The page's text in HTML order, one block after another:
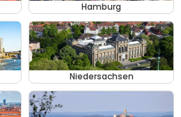
Hamburg
Niedersachsen